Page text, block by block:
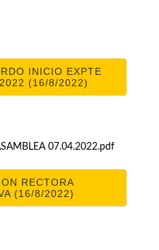
INICIO EXPTE
(16/8/2022)
07.04.2022.pdf
RECTORA
(16/8/2022)